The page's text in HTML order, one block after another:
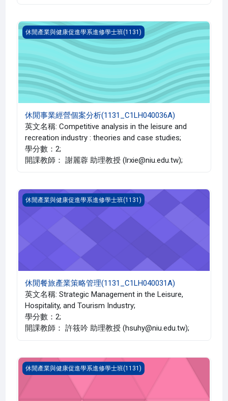
休閒事業經營個案分析(1131_C1LH040036A)
休閒產業與健康促進學系進修學士班(1131)
休閒事業經營個案分析(1131_C1LH040036A)
英文名稱: Competitive analysis in the leisure and
recreation industry : theories and case studies;
學分數：2;
開課教師： 謝麗蓉 助理教授 (lrxie@niu.edu.tw);
休閒餐旅產業策略管理(1131_C1LH040031A)
休閒產業與健康促進學系進修學士班(1131)
休閒餐旅產業策略管理(1131_C1LH040031A)
英文名稱: Strategic Management in the Leisure,
Hospitality, and Tourism Industry;
學分數：2;
開課教師： 許筱吟 助理教授 (hsuhy@niu.edu.tw);
服務業管理(1131_C1LH040030A)
休閒產業與健康促進學系進修學士班(1131)